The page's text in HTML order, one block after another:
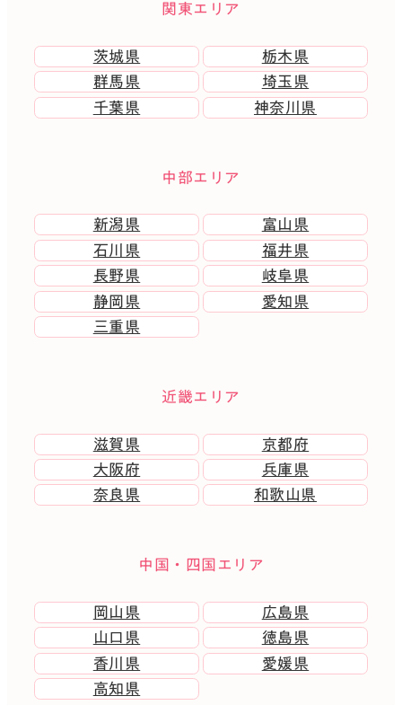
関東エリア
茨城県
栃木県
群馬県
埼玉県
千葉県
神奈川県
中部エリア
新潟県
富山県
石川県
福井県
長野県
岐阜県
静岡県
愛知県
三重県
近畿エリア
滋賀県
京都府
大阪府
兵庫県
奈良県
和歌山県
中国・四国エリア
岡山県
広島県
山口県
徳島県
香川県
愛媛県
高知県